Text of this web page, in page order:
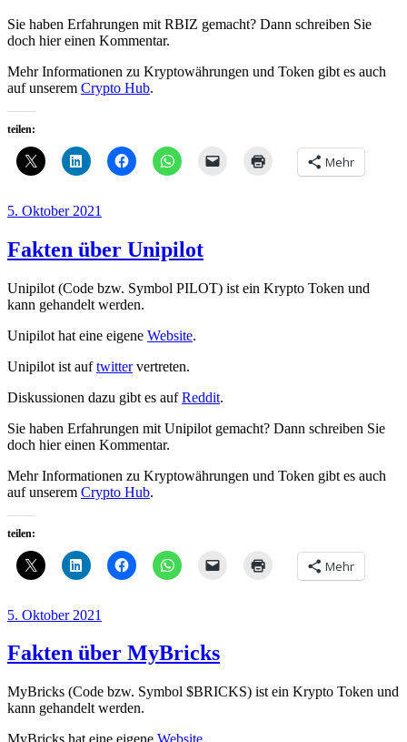
Sie haben Erfahrungen mit RBIZ gemacht? Dann schreiben Sie
doch hier einen Kommentar.
Mehr Informationen zu Kryptowährungen und Token gibt es auch
auf unserem Crypto Hub.
teilen:
Mehr
Veröffentlicht
5. Oktober 2021
Fakten über Unipilot
Unipilot (Code bzw. Symbol PILOT) ist ein Krypto Token und
kann gehandelt werden.
Unipilot hat eine eigene Website.
Unipilot ist auftwittervertreten.
Diskussionen dazu gibt es aufReddit.
Sie haben Erfahrungen mit Unipilot gemacht? Dann schreiben Sie
doch hier einen Kommentar.
Mehr Informationen zu Kryptowährungen und Token gibt es auch
auf unserem Crypto Hub.
teilen:
Mehr
Veröffentlicht
5. Oktober 2021
Fakten über MyBricks
MyBricks (Code bzw. Symbol $BRICKS) ist ein Krypto Token und
kann gehandelt werden.